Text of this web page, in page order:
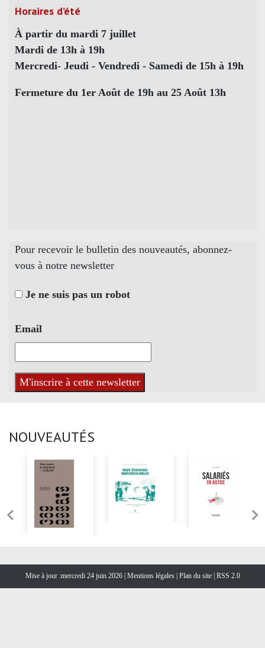
Horaires d’été
À partir du mardi 7 juillet
Mardi de 13h à 19h
Mercredi- Jeudi - Vendredi - Samedi de 15h à 19h
Fermeture du 1er Août de 19h au 25 Août 13h
Pour recevoir le bulletin des nouveautés, abonnez-
vous à notre newsletter
Je ne suis pas un robot
Email
NOUVEAUTÉS
Mise à jour :mercredi 24 juin 2026 | Mentions légales Plan du site RSS 2.0